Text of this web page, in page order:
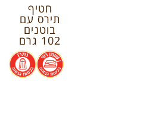
חטיף
תירס עם
בוטנים
102 גרם
.
.